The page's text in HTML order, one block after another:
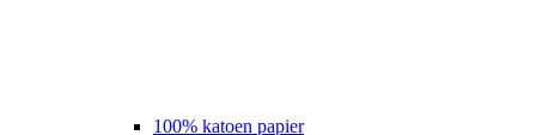
100% katoen papier